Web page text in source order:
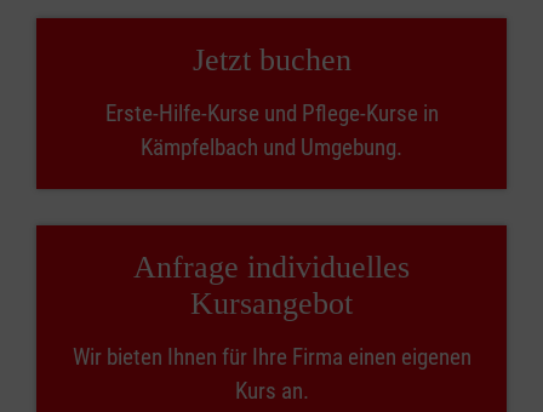
Jetzt buchen
Erste-Hilfe-Kurse und Pflege-Kurse in
Kämpfelbach und Umgebung.
Anfrage individuelles
Kursangebot
Wir bieten Ihnen für Ihre Firma einen eigenen
Kurs an.